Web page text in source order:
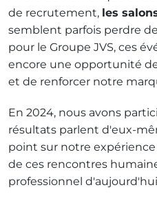
de recrutement, les
semblent parfois perdre
pour le Groupe JVS, ces
encore une opportunité
et de renforcer notre
En 2024, nous avons
résultats parlent d'eux-
point sur notre
de ces rencontres
professionnel